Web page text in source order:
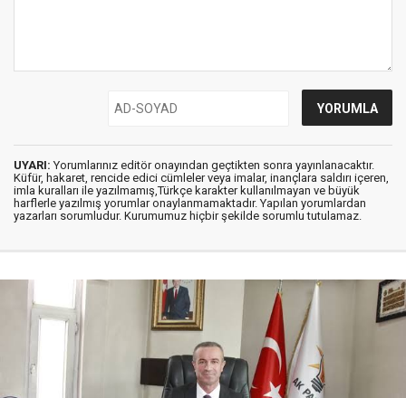
UYARI: Yorumlarınız editör onayından geçtikten sonra yayınlanacaktır.
Küfür, hakaret, rencide edici cümleler veya imalar, inançlara saldırı içeren,
imla kuralları ile yazılmamış,Türkçe karakter kullanılmayan ve büyük
harflerle yazılmış yorumlar onaylanmamaktadır. Yapılan yorumlardan
yazarları sorumludur. Kurumumuz hiçbir şekilde sorumlu tutulamaz.